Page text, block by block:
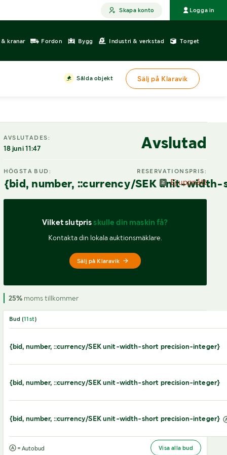
Skapa konto Logga in
kranar Fordon Bygg Industri & verkstad Torget
Sålda objekt Sälj på Klaravik
AVSLUTADES:
18 juni 11:47 Avslutad
HÖGSTA BUD:
{bid, number, ::currency/SEK unit-
RESERVATIONSPRIS:
Ej uppnått
Vilket slutpris skulle din maskin få?
Kontakta din lokala auktionsmäklare.
Sälj på Klaravik
25%moms tillkommer
Bud (11st)
{bid, number, ::currency/SEK unit-width-short precision-integer}
{bid, number, ::currency/SEK unit-width-short precision-integer}
{bid, number, ::currency/SEK unit-width-short precision-integer}
= Autobud Visa alla bud